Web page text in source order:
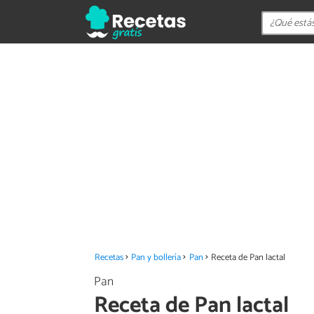
Recetas Pan y bollería Pan Receta de Pan lactal
Pan
Receta de Pan lactal